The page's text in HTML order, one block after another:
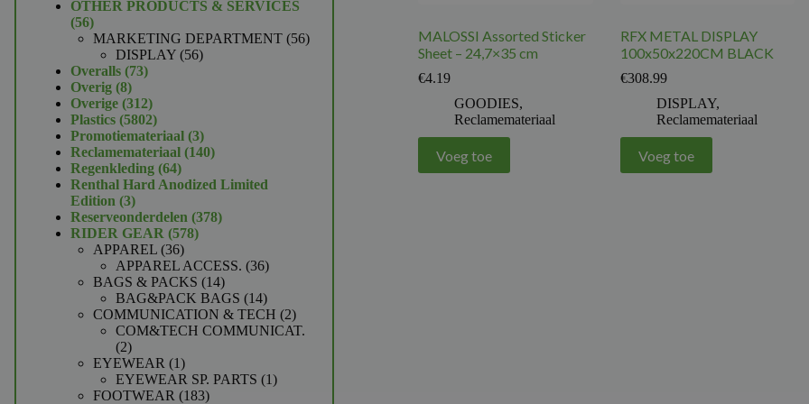
MALOSSI Assorted Sticker
Sheet – 24,7×35 cm
€4.19
GOODIES,
Reclamemateriaal
Voeg toe
RFX METAL DISPLAY
100x50x220CM BLACK
€308.99
DISPLAY,
Reclamemateriaal
Voeg toe
product
OTHER PRODUCTS & SERVICES
5656
producten
MARKETING DEPARTMENT 5656
DISPLAY 5656
Overalls 7373
Overig 88
producten
Overige 312312
producten
Plastics 58025802
producten
Promotiemateriaal 33
producten
Reclamemateriaal 140140
Regenkleding 6464
producten
Renthal Hard Anodized Limited
Edition 33
producten
Reserveonderdelen 378378
RIDER GEAR 578578
APPAREL 3636
producten
APPAREL ACCESS. 3636
BAGS & PACKS 1414
producten
BAG&PACK BAGS 1414
producten
COMMUNICATION & TECH 22
producten
COM&TECH COMMUNICAT.
22
producten
EYEWEAR 11
product
EYEWEAR SP. PARTS 11
FOOTWEAR 183183